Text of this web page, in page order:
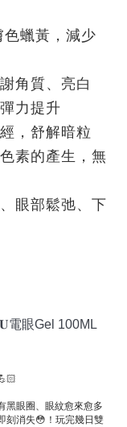
蠟黃，減少
角質、亮白
力提升
，舒解暗粒
素的產生，無
眼部鬆弛、下
電眼Gel 100ML
黑眼圈、眼紋愈來愈多
刻消失😳！玩完幾日雙